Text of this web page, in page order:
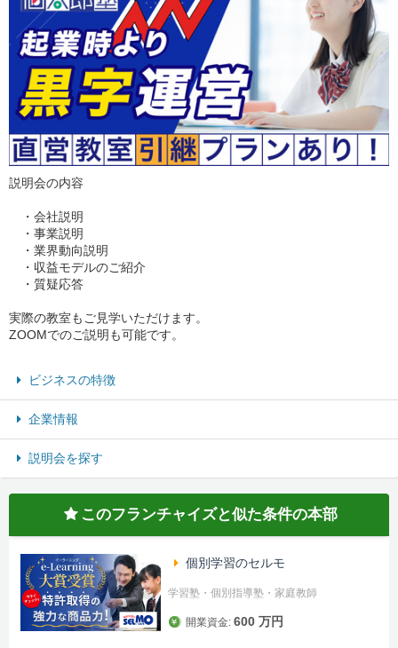
説明会の内容
・会社説明
・事業説明
・業界動向説明
・収益モデルのご紹介
・質疑応答
実際の教室もご見学いただけます。
ZOOMでのご説明も可能です。
ビジネスの特徴
企業情報
説明会を探す
このフランチャイズと似た条件の本部
個別学習のセルモ
学習塾・個別指導塾・家庭教師
開業資金: 600 万円